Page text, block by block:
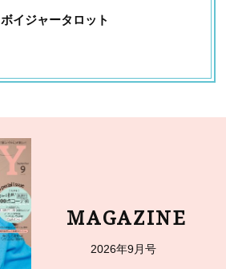
ボイジャータロット
MAGAZINE
2026年9月号